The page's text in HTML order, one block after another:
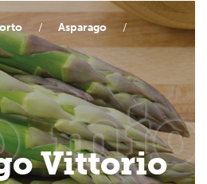
Asparago
Vittorio